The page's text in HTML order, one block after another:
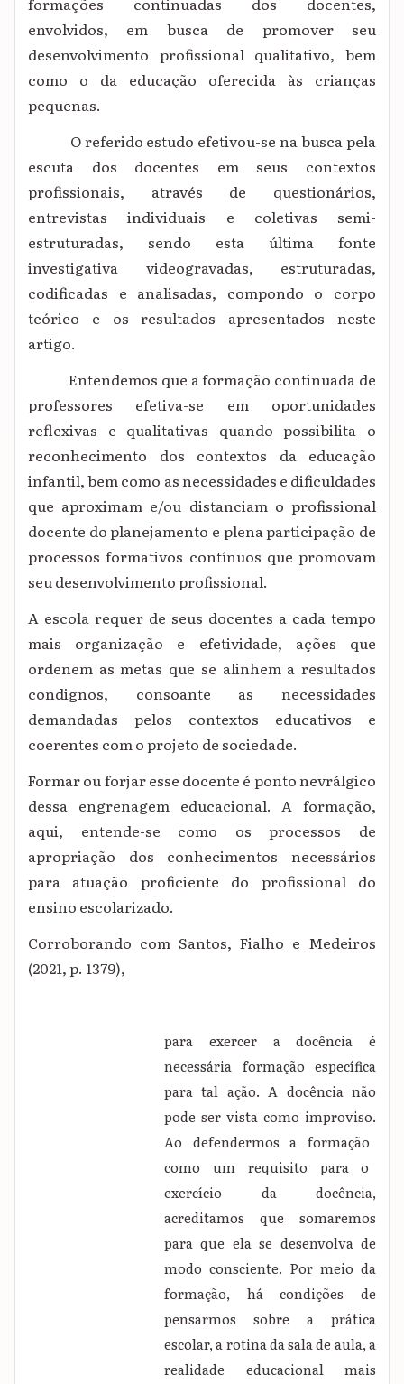
envolvidos, em busca de promover seu
desenvolvimento profissional qualitativo, bem
como o da educação oferecida às crianças
pequenas.
O referido estudo efetivou-se na busca pela
escuta dos docentes em seus contextos
profissionais, através de questionários,
entrevistas individuais e coletivas semi-
estruturadas, sendo esta última fonte
investigativa videogravadas, estruturadas,
codificadas e analisadas, compondo o corpo
teórico e os resultados apresentados neste
artigo.
Entendemos que a formação continuada de
professores efetiva-se em oportunidades
reflexivas e qualitativas quando possibilita o
reconhecimento dos contextos da educação
infantil, bem como as necessidades e dificuldades
que aproximam e/ou distanciam o profissional
docente do planejamento e plena participação de
processos formativos contínuos que promovam
seu desenvolvimento profissional.
A escola requer de seus docentes a cada tempo
mais organização e efetividade, ações que
ordenem as metas que se alinhem a resultados
condignos, consoante as necessidades
demandadas pelos contextos educativos e
coerentes com o projeto de sociedade.
Formar ou forjar esse docente é ponto nevrálgico
dessa engrenagem educacional. A formação,
aqui, entende-se como os processos de
apropriação dos conhecimentos necessários
para atuação proficiente do profissional do
ensino escolarizado.
Corroborando com Santos, Fialho e Medeiros
(2021, p. 1379),
para exercer a docência é
necessária formação específica
para tal ação. A docência não
pode ser vista como improviso.
Ao defendermos a formação
como um requisito para o
exercício da docência,
acreditamos que somaremos
para que ela se desenvolva de
modo consciente. Por meio da
formação, há condições de
pensarmos sobre a prática
escolar, a rotina da sala de aula, a
realidade educacional mais